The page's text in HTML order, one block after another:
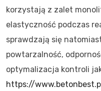
korzystają z zalet
elastyczność podczas
sprawdzają się
powtarzalność,
optymalizacja kontroli
https://